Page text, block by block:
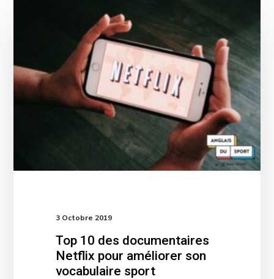
3 Octobre 2019
Top 10 des documentaires
Netflix pour améliorer son
vocabulaire sport